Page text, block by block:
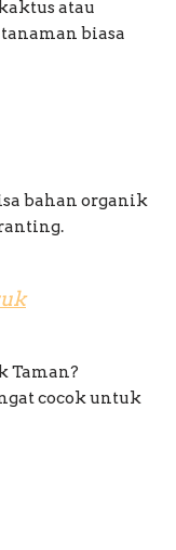
atau
biasa
bahan organik
Taman?
cocok untuk